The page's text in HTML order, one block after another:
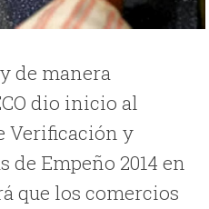
de manera
dio inicio al
Verificación y
de Empeño 2014 en
que los comercios